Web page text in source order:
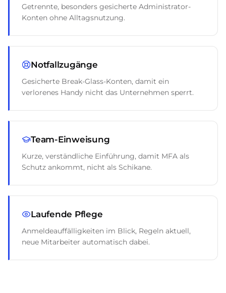
Getrennte, besonders gesicherte Administrator-
Konten ohne Alltagsnutzung.
Notfallzugänge
Gesicherte Break-Glass-Konten, damit ein
verlorenes Handy nicht das Unternehmen sperrt.
Team-Einweisung
Kurze, verständliche Einführung, damit MFA als
Schutz ankommt, nicht als Schikane.
Laufende Pflege
Anmeldeauffälligkeiten im Blick, Regeln aktuell,
neue Mitarbeiter automatisch dabei.